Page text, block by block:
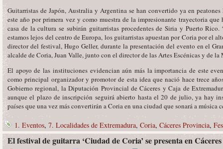
Guitarristas de Japón, Australia y Argentina se han convertido ya en
este año por primera vez y como muestra de la impresionante trayectoria
casa de la cultura se subirán guitarristas procedentes de Siria y Puerto Rico.
estamos lejos del centro de Europa, los guitarristas apuestan por Coria por el
director del festival, Hugo Geller, durante la presentación del evento en el
alcalde de Coria, Juan Valle, junto con el director de las Artes Escénicas y de
El apoyo de las instituciones evidencian aún más la importancia de este
como principal organizador y promotor de esta idea que nació hace trece
Gobierno regional, la Diputación Provincial de Cáceres y Caja de
aunque el plazo de inscripción seguirá abierto hasta el 20 de julio, ya hay
países que una vez más convertirán a Coria en una ciudad que sonará a música
1. Eventos, 7. Localidades de Extremadura, Coria, Cáceres Provincia,
El festival de guitarra ‘Ciudad de Coria’ se presenta en